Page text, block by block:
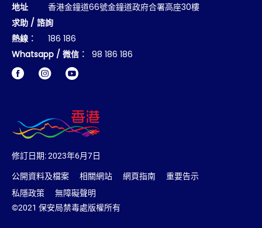
地址
香港金鐘道66號金鐘道政府合署高座30樓
求助 / 諮詢
熱線︰
186 186
Whatsapp / 微信︰ 98 186 186
FacebookInstagram
修訂日期:2023年6月7日
公開資料及檔案 相關網站 網頁指南
重要告示
私隱政策
無障礙聲明
©2021 保安局禁毒處版權所有